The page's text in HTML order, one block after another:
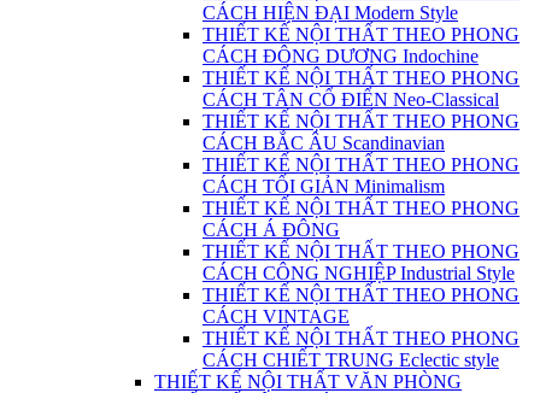
CÁCH HIỆN ĐẠI Modern Style
THIẾT KẾ NỘI THẤT THEO PHONG
CÁCH ĐÔNG DƯƠNG Indochine
THIẾT KẾ NỘI THẤT THEO PHONG
CÁCH TÂN CỔ ĐIỂN Neo-Classical
THIẾT KẾ NỘI THẤT THEO PHONG
CÁCH BẮC ÂU Scandinavian
THIẾT KẾ NỘI THẤT THEO PHONG
CÁCH TỐI GIẢN Minimalism
THIẾT KẾ NỘI THẤT THEO PHONG
CÁCH Á ĐÔNG
THIẾT KẾ NỘI THẤT THEO PHONG
CÁCH CÔNG NGHIỆP Industrial Style
THIẾT KẾ NỘI THẤT THEO PHONG
CÁCH VINTAGE
THIẾT KẾ NỘI THẤT THEO PHONG
CÁCH CHIẾT TRUNG Eclectic style
THIẾT KẾ NỘI THẤT VĂN PHÒNG